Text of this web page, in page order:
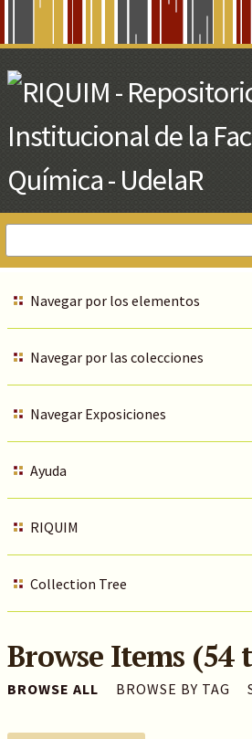
Main
Content
Navegar por los elementos
Navegar por las colecciones
Navegar Exposiciones
Ayuda
RIQUIM
Collection Tree
Browse Items (54
BROWSE ALL BROWSE BY TAG